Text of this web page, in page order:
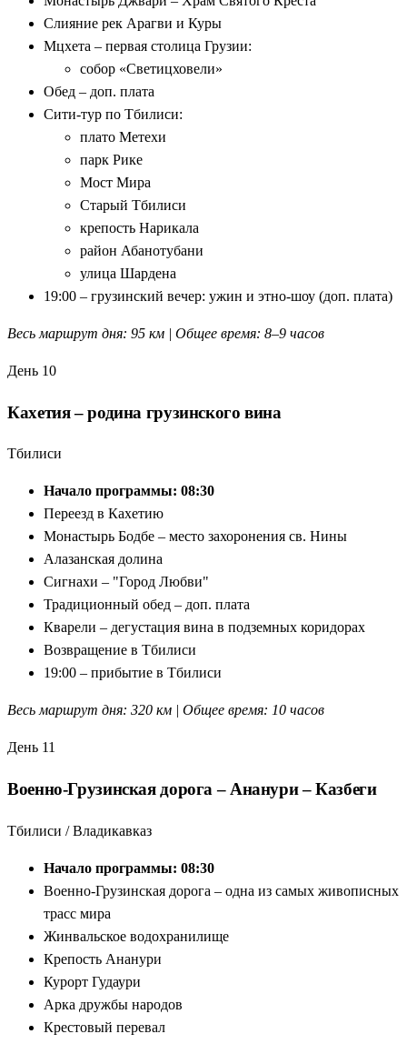
Слияние рек Арагви и Куры
Мцхета – первая столица Грузии:
собор «Светицховели»
Обед – доп. плата
Сити-тур по Тбилиси:
плато Метехи
парк Рике
Мост Мира
Старый Тбилиси
крепость Нарикала
район Абанотубани
улица Шардена
19:00 – грузинский вечер: ужин и этно-шоу (доп. плата)
Весь маршрут дня: 95 км | Общее время: 8–9 часов
День 10
Кахетия – родина грузинского вина
Тбилиси
Начало программы: 08:30
Переезд в Кахетию
Монастырь Бодбе – место захоронения св. Нины
Алазанская долина
Сигнахи – "Город Любви"
Традиционный обед – доп. плата
Кварели – дегустация вина в подземных коридорах
Возвращение в Тбилиси
19:00 – прибытие в Тбилиси
Весь маршрут дня: 320 км | Общее время: 10 часов
День 11
Военно-Грузинская дорога – Ананури – Казбеги
Тбилиси / Владикавказ
Начало программы: 08:30
Военно-Грузинская дорога – одна из самых живописных
трасс мира
Жинвальское водохранилище
Крепость Ананури
Курорт Гудаури
Арка дружбы народов
Крестовый перевал